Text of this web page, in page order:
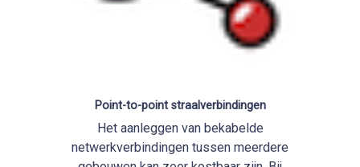
Point-to-point straalverbindingen
Het aanleggen van bekabelde
netwerkverbindingen tussen meerdere